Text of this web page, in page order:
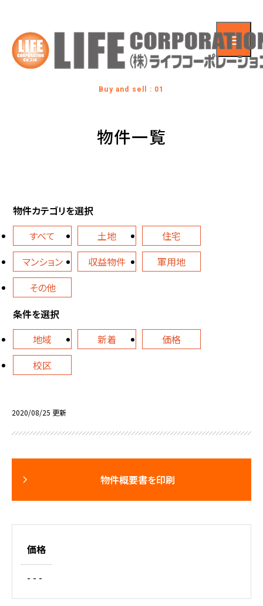
Buy and sell : 01
物件一覧
物件カテゴリを選択
すべて
土地
住宅
マンション
収益物件
軍用地
その他
条件を選択
地域
新着
価格
校区
2020/08/25 更新
物件概要書を印刷
価格
- - -